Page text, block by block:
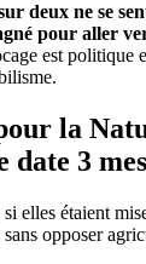
deux ne se
pour aller
est politique
la
date 3
elles étaient
opposer